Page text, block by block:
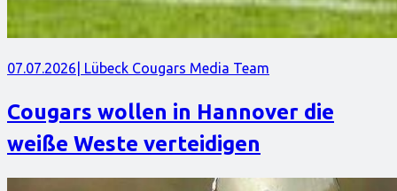
07.07.2026 | Lübeck Cougars Media Team
Cougars wollen in Hannover die
weiße Weste verteidigen